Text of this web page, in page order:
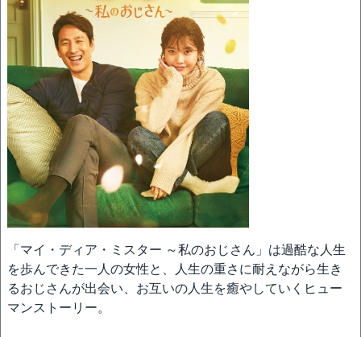
「マイ・ディア・ミスター ～私のおじさん」は過酷な人生
を歩んできた一人の女性と、人生の重さに耐えながら生き
るおじさんが出会い、お互いの人生を癒やしていくヒュー
マンストーリー。